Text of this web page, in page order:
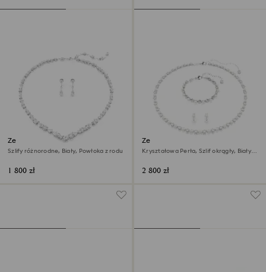
Zestaw Mesmera
Szlify różnorodne, Biały, Powłoka z rodu
1 800 zł
Zestaw Matrix
Kryształowa Perła, Szlif okrągły, Biały,
2 800 zł